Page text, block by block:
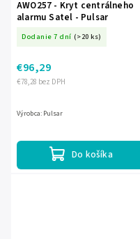
AWO257 - Kryt centrálneho
alarmu Satel - Pulsar
Dodanie 7 dní (>20 ks)
€78,28 bez DPH
€96,29
Do košíka
Výrobca: Pulsar